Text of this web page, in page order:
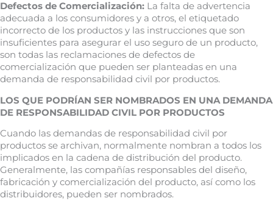
Defectos de Comercialización: La falta de advertencia
adecuada a los consumidores y a otros, el etiquetado
incorrecto de los productos y las instrucciones que son
insuficientes para asegurar el uso seguro de un producto,
son todas las reclamaciones de defectos de
comercialización que pueden ser planteadas en una
demanda de responsabilidad civil por productos.
LOS QUE PODRÍAN SER NOMBRADOS EN UNA DEMANDA
DE RESPONSABILIDAD CIVIL POR PRODUCTOS
Cuando las demandas de responsabilidad civil por
productos se archivan, normalmente nombran a todos los
implicados en la cadena de distribución del producto.
Generalmente, las compañías responsables del diseño,
fabricación y comercialización del producto, así como los
distribuidores, pueden ser nombrados.